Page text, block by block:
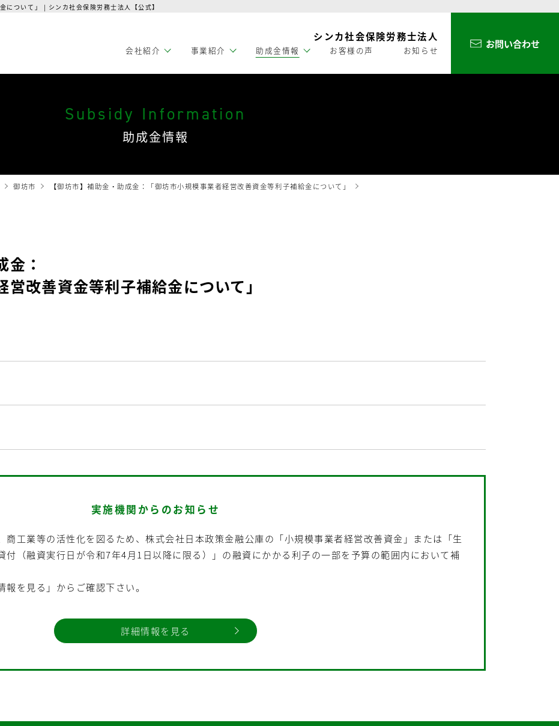
について」 | シンカ社会保険労務士法人【公式】
シンカ社会保険労務士法人
会社紹介 事業紹介 助成金情報 お客様の声 お知らせ お問い合わせ
Subsidy Information
助成金情報
御坊市 【御坊市】補助金・助成金：「御坊市小規模事業者経営改善資金等利子補給金について」
金：
営改善資金等利子補給金について」
実施機関からのお知らせ
商工業等の活性化を図るため、株式会社日本政策金融公庫の「小規模事業者経営改善資金」または「生
付（融資実行日が令和7年4月1日以降に限る）」の融資にかかる利子の一部を予算の範囲内において補
を見る」からご確認下さい。
詳細情報を見る